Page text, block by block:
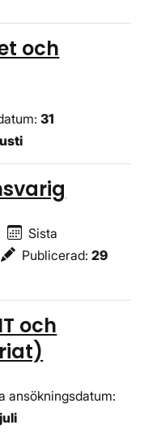
och
:31
Sista
Publicerad:29
och
ansökningsdatum: